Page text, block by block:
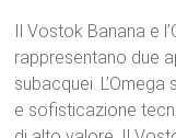
Il Vostok Banana e
rappresentano due
subacquei.
e sofisticazione